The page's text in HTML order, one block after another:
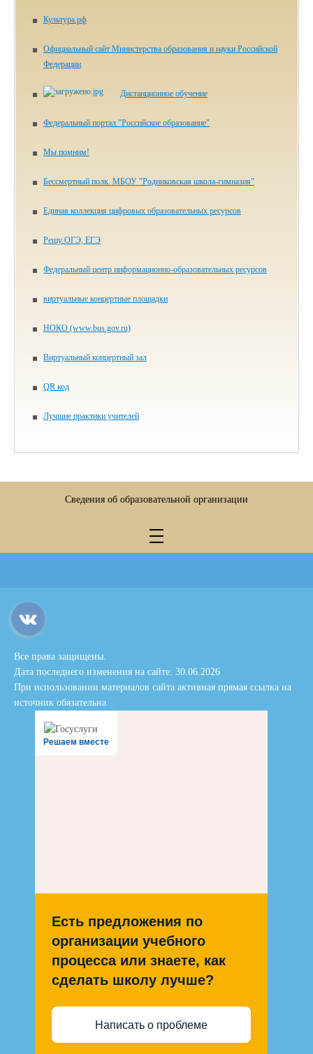
Культура.рф
Официальный сайт Министерства образования и науки Российской
Федерации
Дистанционное обучение
Федеральный портал "Российское образование"
Мы помним!
Бессмертный полк. МБОУ "Родниковская школа-гимназия"
Единая коллекция цифровых образовательных ресурсов
Решу ОГЭ, ЕГЭ
Федеральный центр информационно-образовательных ресурсов
виртуальные концертные площадки
НОКО (www.bus.gov.ru)
Виртуальный концертный зал
QR код
Лучшие практики учителей
Сведения об образовательной организации
Все права защищены.
Дата последнего изменения на сайте: 30.06.2026
При использовании материалов сайта активная прямая ссылка на
источник обязательна
Решаем вместе
Есть предложения по
организации учебного
процесса или знаете, как
сделать школу лучше?
Написать о проблеме